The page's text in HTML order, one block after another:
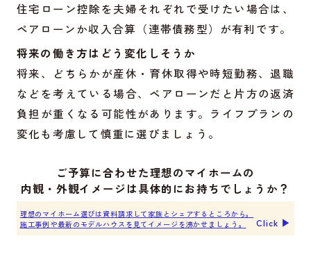
住宅ローン控除を夫婦それぞれで受けたい場合は、
ペアローンか収入合算（連帯債務型）が有利です。
将来の働き方はどう変化しそうか
将来、どちらかが産休・育休取得や時短勤務、退職
などを考えている場合、ペアローンだと片方の返済
負担が重くなる可能性があります。ライフプランの
変化も考慮して慎重に選びましょう。
ご予算に合わせた理想のマイホームの
内観・外観イメージは具体的にお持ちでしょうか？
理想のマイホーム選びは資料請求して家族とシェアするところから。
施工事例や最新のモデルハウスを見てイメージを沸かせましょう。
Click ▶︎